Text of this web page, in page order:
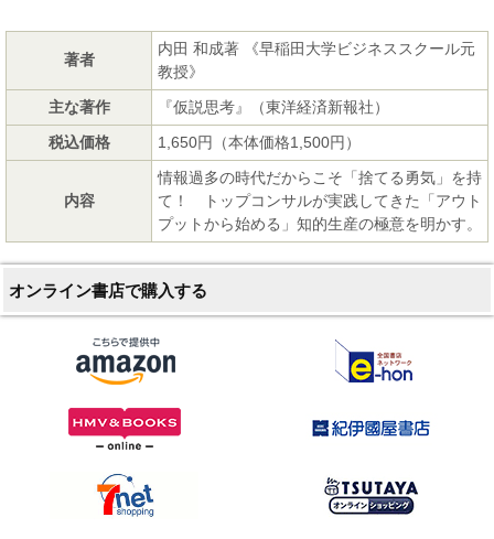
著者
内田 和成著 《早稲田大学ビジネススクール元
教授》
主な著作
『仮説思考』（東洋経済新報社）
税込価格
1,650円（本体価格1,500円）
内容
情報過多の時代だからこそ「捨てる勇気」を持
て！ トップコンサルが実践してきた「アウト
プットから始める」知的生産の極意を明かす。
オンライン書店で購入する